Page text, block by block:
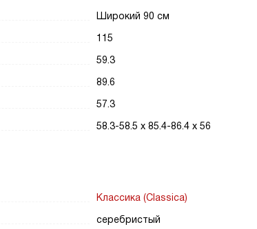
Широкий 90 см
115
59.3
89.6
57.3
58.3-58.5 х 85.4-86.4 х 56
Классика (Classica)
серебристый